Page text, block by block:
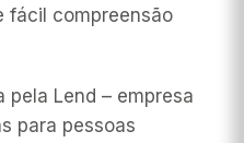
fácil compreensão
Lend – empresa
para pessoas